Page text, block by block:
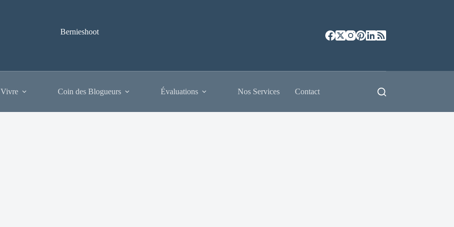
Bernieshoot
Coin des Blogueurs Évaluations Nos Services Contact